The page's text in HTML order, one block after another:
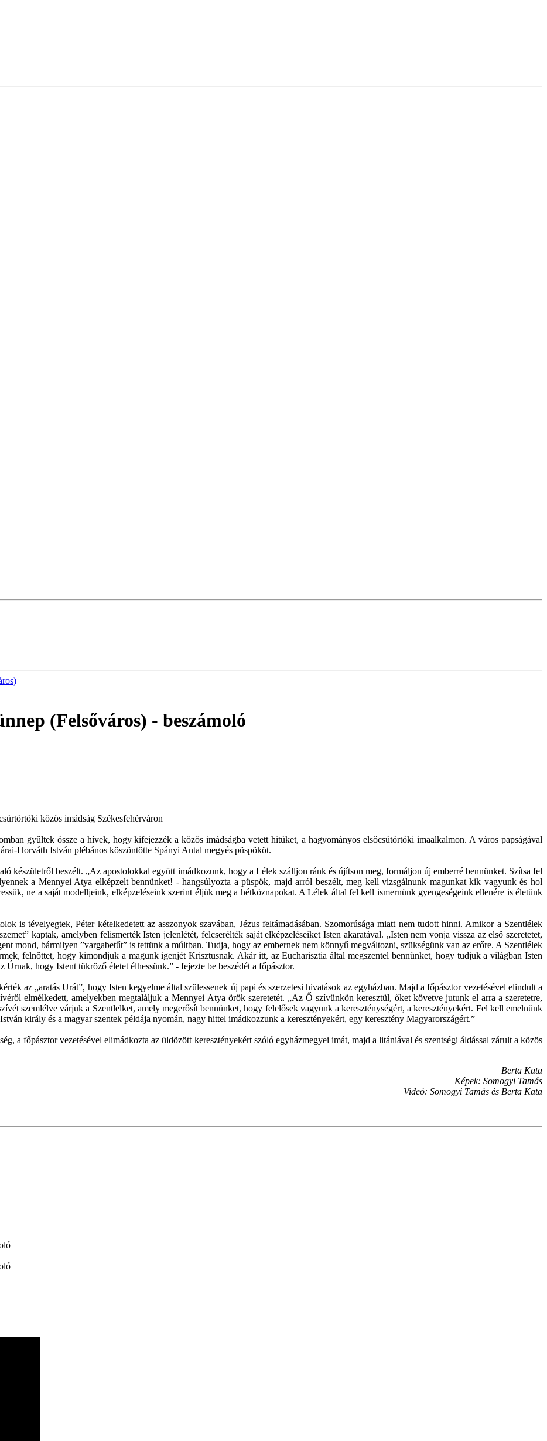
(Felsőváros) - beszámoló
közös imádság Székesfehérváron
gyűltek össze a hívek, hogy kifejezzék a közös imádságba vetett hitüket, a hagyományos elsőcsütörtöki imaalkalmon. A város papságával
Horváth István plébános köszöntötte Spányi Antal megyés püspököt.
készületről beszélt. „Az apostolokkal együtt imádkozunk, hogy a Lélek szálljon ránk és újítson meg, formáljon új emberré bennünket. Szítsa fel
a Mennyei Atya elképzelt bennünket! - hangsúlyozta a püspök, majd arról beszélt, meg kell vizsgálnunk magunkat kik vagyunk és hol
ne a saját modelljeink, elképzeléseink szerint éljük meg a hétköznapokat. A Lélek által fel kell ismernünk gyengeségeink ellenére is életünk
is tévelyegtek, Péter kételkedetett az asszonyok szavában, Jézus feltámadásában. Szomorúsága miatt nem tudott hinni. Amikor a Szentlélek
kaptak, amelyben felismerték Isten jelenlétét, felcserélték saját elképzeléseiket Isten akaratával. „Isten nem vonja vissza az első szeretetet,
mond, bármilyen ”vargabetűt” is tettünk a múltban. Tudja, hogy az embernek nem könnyű megváltozni, szükségünk van az erőre. A Szentlélek
felnőttet, hogy kimondjuk a magunk igenjét Krisztusnak. Akár itt, az Eucharisztia által megszentel bennünket, hogy tudjuk a világban Isten
hogy Istent tükröző életet élhessünk.” - fejezte be beszédét a főpásztor.
az „aratás Urát”, hogy Isten kegyelme által szülessenek új papi és szerzetesi hivatások az egyházban. Majd a főpásztor vezetésével elindult a
elmélkedett, amelyekben megtaláljuk a Mennyei Atya örök szeretetét. „Az Ő szívünkön keresztül, őket követve jutunk el arra a szeretetre,
szemlélve várjuk a Szentlelket, amely megerősít bennünket, hogy felelősek vagyunk a kereszténységért, a keresztényekért. Fel kell emelnünk
király és a magyar szentek példája nyomán, nagy hittel imádkozzunk a keresztényekért, egy keresztény Magyarországért.”
a főpásztor vezetésével elimádkozta az üldözött keresztényekért szóló egyházmegyei imát, majd a litániával és szentségi áldással zárult a közös
Berta Kata
Képek: Somogyi Tamás
Videó: Somogyi Tamás és Berta Kata